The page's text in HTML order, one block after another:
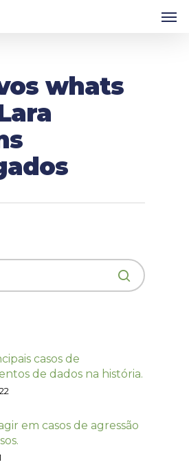
whats
casos de
de dados na história.
em casos de agressão